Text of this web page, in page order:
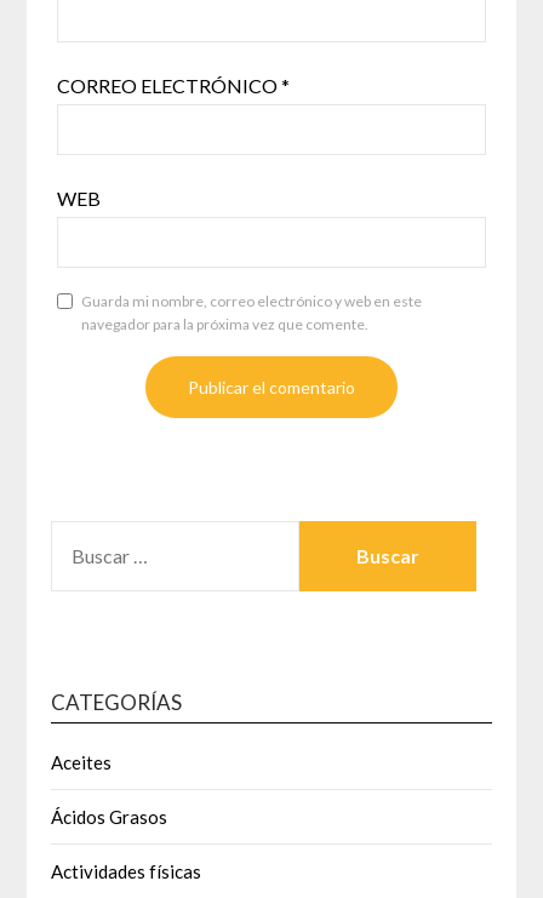
CORREO ELECTRÓNICO*
WEB
Guarda mi nombre, correo electrónico y web en este
navegador para la próxima vez que comente.
CATEGORÍAS
Aceites
Ácidos Grasos
Actividades físicas